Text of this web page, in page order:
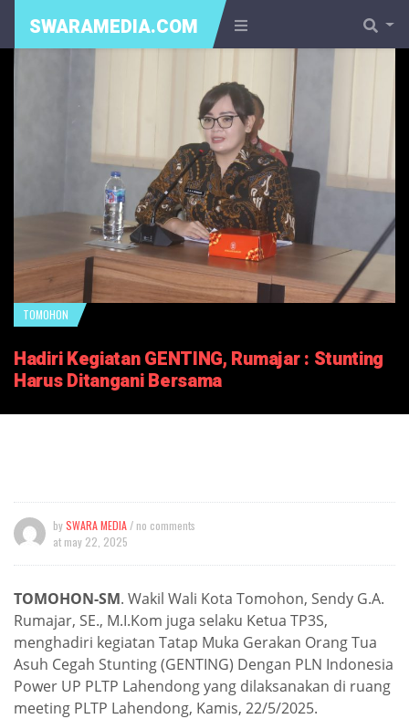
SWARAMEDIA.COM
TOMOHON
Hadiri Kegiatan GENTING, Rumajar : Stunting
Harus Ditangani Bersama
bySWARA MEDIA / no comments
at may 22, 2025
TOMOHON-SM. Wakil Wali Kota Tomohon, Sendy G.A.
Rumajar, SE., M.I.Kom juga selaku Ketua TP3S,
menghadiri kegiatan Tatap Muka Gerakan Orang Tua
Asuh Cegah Stunting (GENTING) Dengan PLN Indonesia
Power UP PLTP Lahendong yang dilaksanakan di ruang
meeting PLTP Lahendong, Kamis, 22/5/2025.